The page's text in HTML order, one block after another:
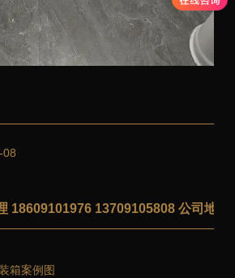
08
18609101976 13709105808 公司地
箱案例图